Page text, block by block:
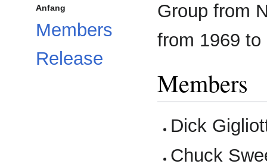
Anfang
Members
Release
Group from
from 1969 to
Members
Dick
Chuck